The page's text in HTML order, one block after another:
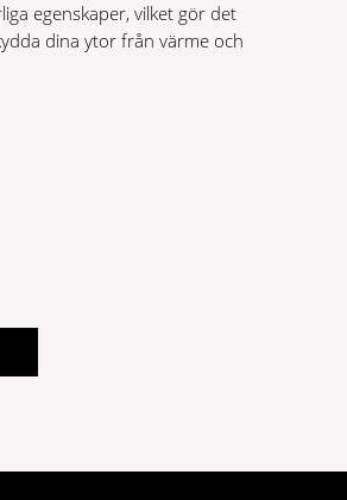
egenskaper, vilket gör det
dina ytor från värme och